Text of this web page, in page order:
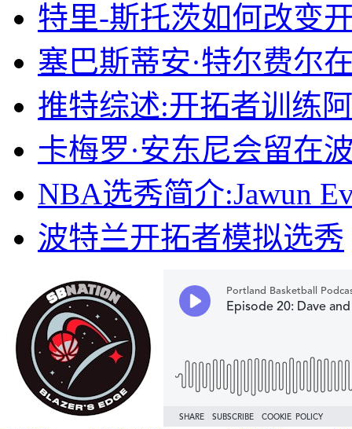
特里-斯托茨如何改变
塞巴斯蒂安·特尔费尔
推特综述:开拓者训练
卡梅罗·安东尼会留在
NBA选秀简介:Jawun
波特兰开拓者模拟选秀